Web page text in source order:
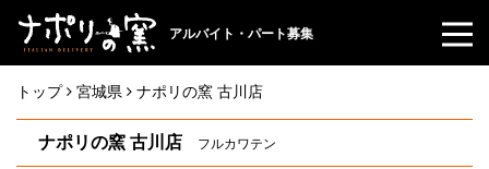
アルバイト・パート募集
トップ 宮城県 ナポリの窯 古川店
ナポリの窯 古川店 フルカワテン